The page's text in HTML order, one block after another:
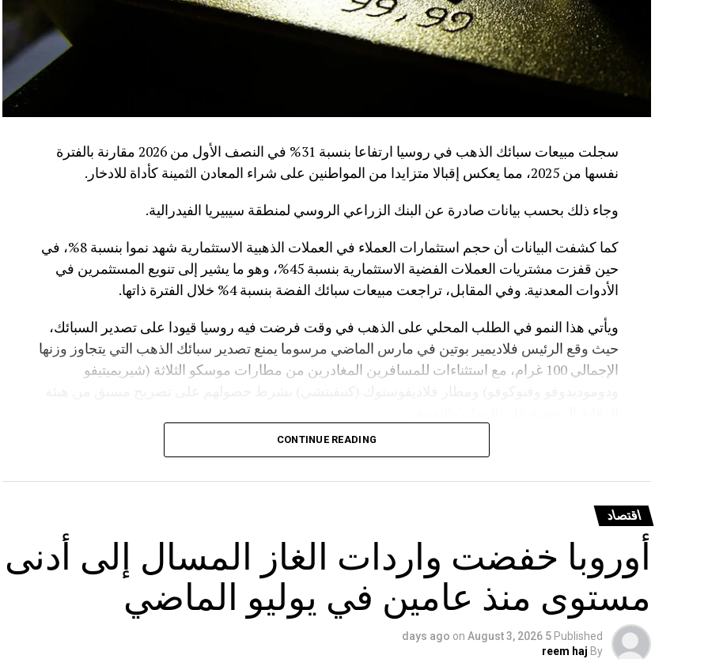
سجلت مبيعات سبائك الذهب في روسيا ارتفاعا بنسبة 31% في النصف الأول من 2026 مقارنة بالفترة
نفسها من 2025، مما يعكس إقبالا متزايدا من المواطنين على شراء المعادن الثمينة كأداة للادخار.
وجاء ذلك بحسب بيانات صادرة عن البنك الزراعي الروسي لمنطقة سيبيريا الفيدرالية.
كما كشفت البيانات أن حجم استثمارات العملاء في العملات الذهبية الاستثمارية شهد نموا بنسبة 8%، في
حين قفزت مشتريات العملات الفضية الاستثمارية بنسبة 45%، وهو ما يشير إلى تنويع المستثمرين في
الأدوات المعدنية. وفي المقابل، تراجعت مبيعات سبائك الفضة بنسبة 4% خلال الفترة ذاتها.
ويأتي هذا النمو في الطلب المحلي على الذهب في وقت فرضت فيه روسيا قيودا على تصدير السبائك،
حيث وقع الرئيس فلاديمير بوتين في مارس الماضي مرسوما يمنع تصدير سبائك الذهب التي يتجاوز وزنها
الإجمالي 100 غرام، مع استثناءات للمسافرين المغادرين من مطارات موسكو الثلاثة (شيريميتيفو
CONTINUE READING
اقتصاد
أوروبا خفضت واردات الغاز المسال إلى أدنى
مستوى منذ عامين في يوليو الماضي
Published
5 days ago
on August 3, 2026
By
reem haj